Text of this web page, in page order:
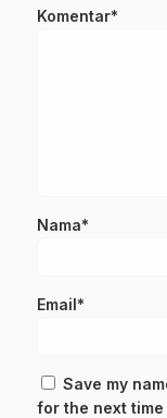
Komentar*
Nama*
Email*
Save my
for the next time